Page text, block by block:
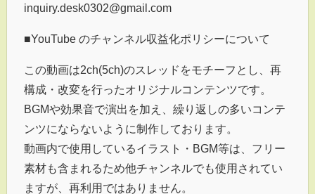
inquiry.desk0302@gmail.com
■YouTube のチャンネル収益化ポリシーについて
この動画は2ch(5ch)のスレッドをモチーフとし、再
構成・改変を行ったオリジナルコンテンツです。
BGMや効果音で演出を加え、繰り返しの多いコンテ
ンツにならないように制作しております。
動画内で使用しているイラスト・BGM等は、フリー
素材も含まれるため他チャンネルでも使用されてい
ますが、再利用ではありません。